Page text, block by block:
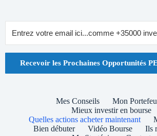
Recevoir les Prochaines Opportunités
Mes Conseils
Mon
Mieux investir en bourse
Quelles actions acheter maintenant
Bien débuter
Vidéo Bourse
Ils